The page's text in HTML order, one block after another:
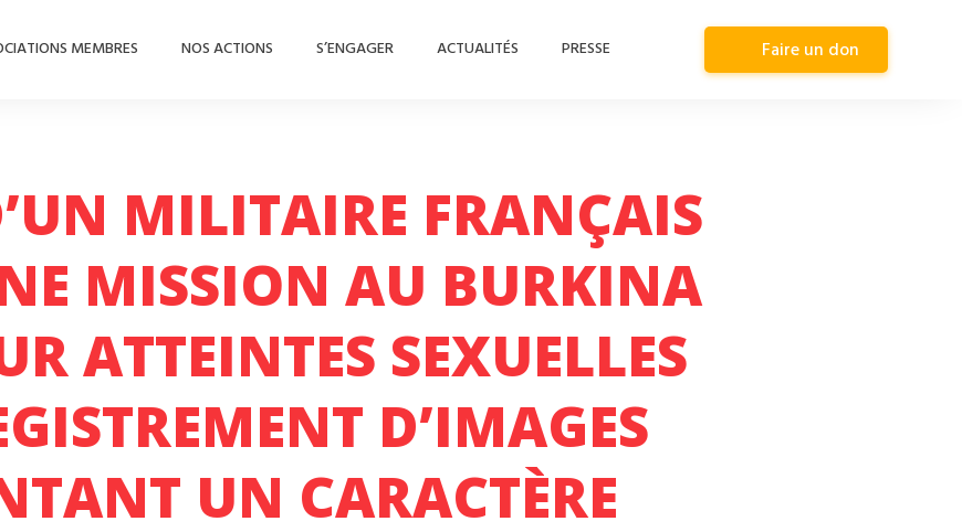
MEMBRES NOS ACTIONS S’ENGAGER ACTUALITÉS PRESSE Faire un don
MILITAIRE FRANÇAIS
MISSION AU BURKINA
ATTEINTES SEXUELLES
D’IMAGES
UN CARACTÈRE